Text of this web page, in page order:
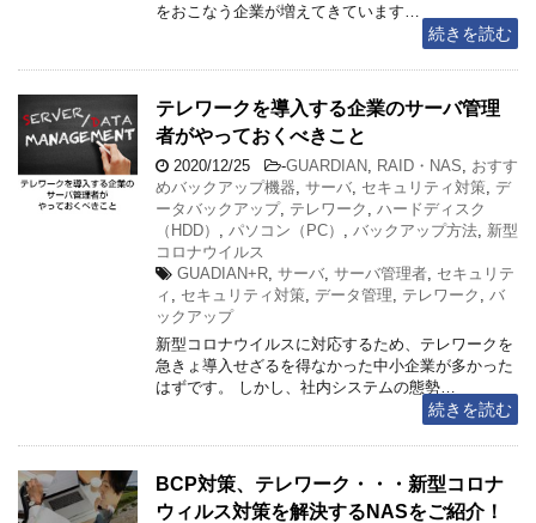
をおこなう企業が増えてきています…
続きを読む
テレワークを導入する企業のサーバ管理
者がやっておくべきこと
2020/12/25 -GUARDIAN RAID・NAS
おすす
めバックアップ機器 サーバ セキュリティ対策 デ
ータバックアップ, テレワーク
ハードディスク
（HDD）
パソコン（PC） バックアップ方法 新型
コロナウイルス
GUADIAN+R サーバ サーバ管理者 セキュリテ
ィ
セキュリティ対策 データ管理 テレワーク
バ
ックアップ
新型コロナウイルスに対応するため、テレワークを
急きょ導入せざるを得なかった中小企業が多かった
はずです。 しかし、社内システムの態勢…
続きを読む
BCP対策、テレワーク・・・新型コロナ
ウィルス対策を解決するNASをご紹介！